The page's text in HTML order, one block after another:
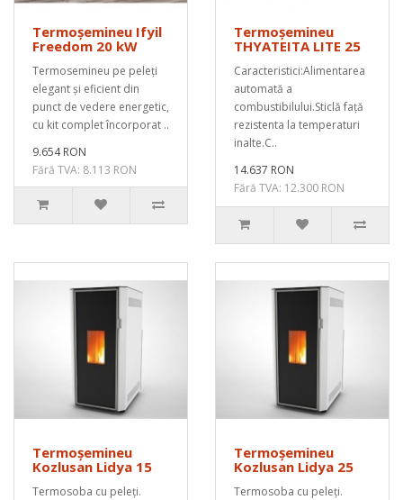
Termoșemineu Ifyil
Freedom 20 kW
Termosemineu pe peleți
elegant și eficient din
punct de vedere energetic,
cu kit complet încorporat ..
9.654 RON
Fără TVA: 8.113 RON
Termoșemineu
THYATEITA LITE 25
Caracteristici:Alimentarea
automată a
combustibilului.Sticlă față
rezistenta la temperaturi
inalte.C..
14.637 RON
Fără TVA: 12.300 RON
Termoșemineu
Kozlusan Lidya 15
Termosoba cu peleți.
Termoșemineu
Kozlusan Lidya 25
Termosoba cu peleți.